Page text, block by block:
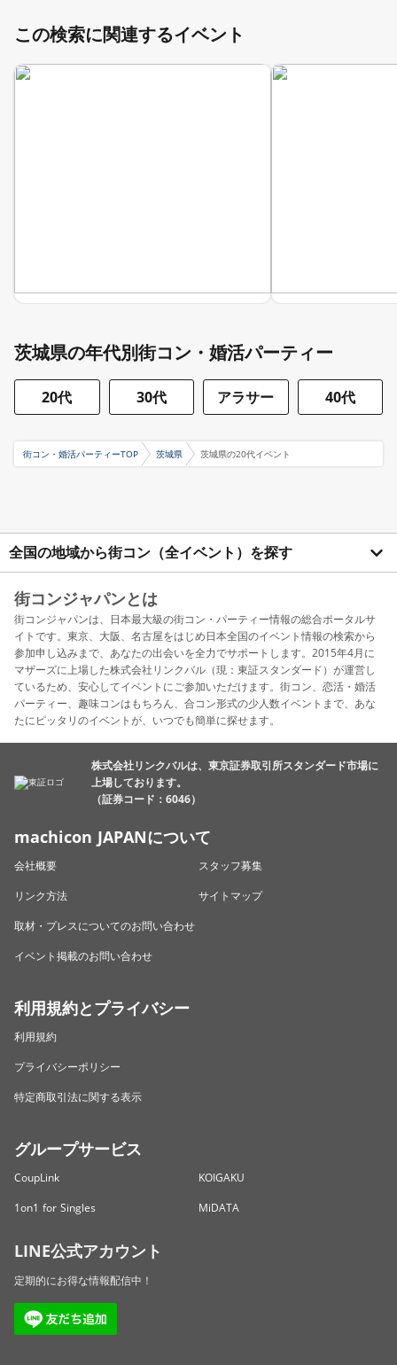
この検索に関連するイベント
茨城県の年代別街コン・婚活パーティー
20代 30代 アラサー 40代
街コン・婚活パーティーTOP 茨城県 茨城県の20代イベント
全国の地域から街コン（全イベント）を探す
街コンジャパンとは
街コンジャパンは、日本最大級の街コン・パーティー情報の総合ポータルサ
イトです。東京、大阪、名古屋をはじめ日本全国のイベント情報の検索から
参加申し込みまで、あなたの出会いを全力でサポートします。2015年4月に
マザーズに上場した株式会社リンクバル（現：東証スタンダード）が運営し
ているため、安心してイベントにご参加いただけます。街コン、恋活・婚活
パーティー、趣味コンはもちろん、合コン形式の少人数イベントまで、あな
たにピッタリのイベントが、いつでも簡単に探せます。
株式会社リンクバルは、東京証券取引所スタンダード市場に
上場しております。
（証券コード：6046）
machicon JAPANについて
会社概要
スタッフ募集
リンク方法
サイトマップ
取材・プレスについてのお問い合わせ
イベント掲載のお問い合わせ
利用規約とプライバシー
利用規約
プライバシーポリシー
特定商取引法に関する表示
グループサービス
CoupLink
KOIGAKU
1on1 for Singles
MiDATA
LINE公式アカウント
定期的にお得な情報配信中！